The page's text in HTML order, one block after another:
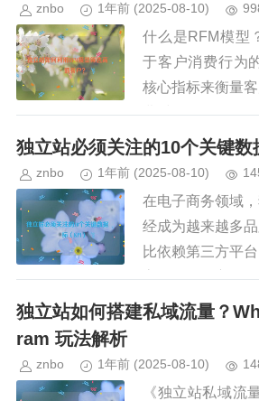
znbo 1年前 (2025-08-10)
什么是RFM模型
于客户消费行为
核心指标来衡量
费时间（
单的时间距离现
独立站必须关注的10个关键数
znbo 1年前 (2025-08-10)
在电子商务领域
经成为越来越多
比依赖第三方平
高的品牌自主权
及更精准的用户
独立站如何搭建私域流量？
ram 玩法解析
znbo 1年前 (2025-08-10)
《独立站私域流